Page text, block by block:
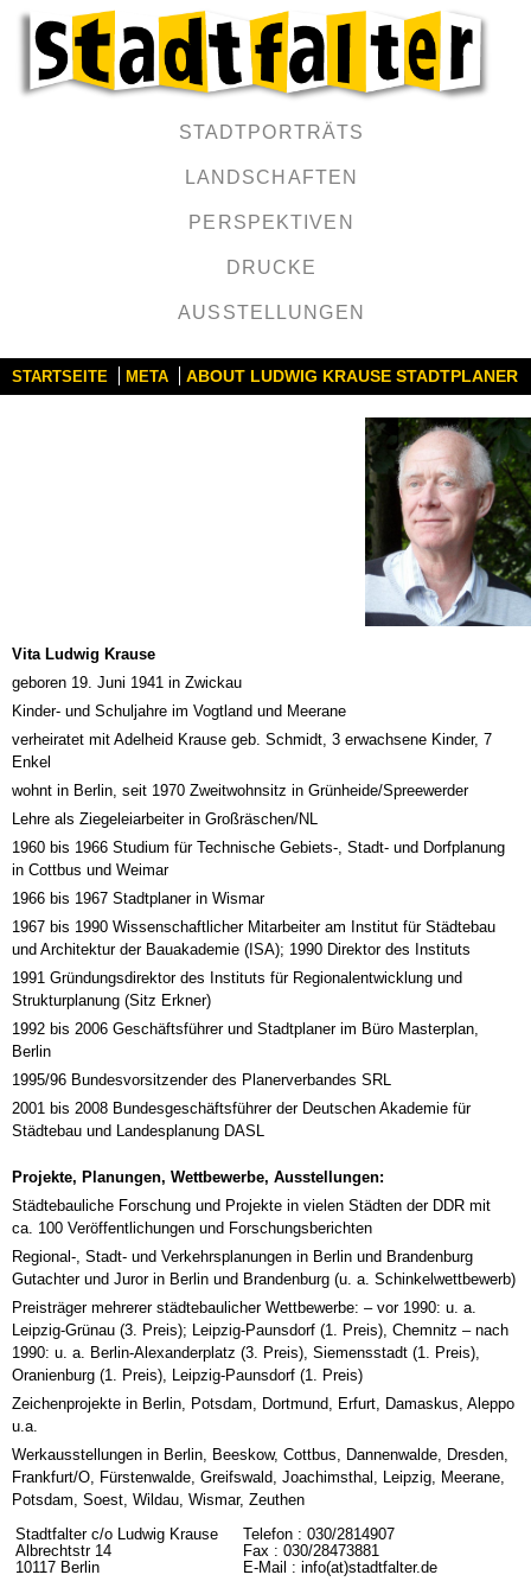
STADTPORTRÄTS
LANDSCHAFTEN
PERSPEKTIVEN
DRUCKE
AUSSTELLUNGEN
STARTSEITE META ABOUT LUDWIG KRAUSE STADTPLANER
Vita Ludwig Krause
geboren 19. Juni 1941 in Zwickau
Kinder- und Schuljahre im Vogtland und Meerane
verheiratet mit Adelheid Krause geb. Schmidt, 3 erwachsene Kinder, 7
Enkel
wohnt in Berlin, seit 1970 Zweitwohnsitz in Grünheide/Spreewerder
Lehre als Ziegeleiarbeiter in Großräschen/NL
1960 bis 1966 Studium für Technische Gebiets-, Stadt- und Dorfplanung
in Cottbus und Weimar
1966 bis 1967 Stadtplaner in Wismar
1967 bis 1990 Wissenschaftlicher Mitarbeiter am Institut für Städtebau
und Architektur der Bauakademie (ISA); 1990 Direktor des Instituts
1991 Gründungsdirektor des Instituts für Regionalentwicklung und
Strukturplanung (Sitz Erkner)
1992 bis 2006 Geschäftsführer und Stadtplaner im Büro Masterplan,
Berlin
1995/96 Bundesvorsitzender des Planerverbandes SRL
2001 bis 2008 Bundesgeschäftsführer der Deutschen Akademie für
Städtebau und Landesplanung DASL
Projekte, Planungen, Wettbewerbe, Ausstellungen:
Städtebauliche Forschung und Projekte in vielen Städten der DDR mit
ca. 100 Veröffentlichungen und Forschungsberichten
Regional-, Stadt- und Verkehrsplanungen in Berlin und Brandenburg
Gutachter und Juror in Berlin und Brandenburg (u. a. Schinkelwettbewerb)
Preisträger mehrerer städtebaulicher Wettbewerbe: – vor 1990: u. a.
Leipzig-Grünau (3. Preis); Leipzig-Paunsdorf (1. Preis), Chemnitz – nach
1990: u. a. Berlin-Alexanderplatz (3. Preis), Siemensstadt (1. Preis),
Oranienburg (1. Preis), Leipzig-Paunsdorf (1. Preis)
Zeichenprojekte in Berlin, Potsdam, Dortmund, Erfurt, Damaskus, Aleppo
u.a.
Werkausstellungen in Berlin, Beeskow, Cottbus, Dannenwalde, Dresden,
Frankfurt/O, Fürstenwalde, Greifswald, Joachimsthal, Leipzig, Meerane,
Potsdam, Soest, Wildau, Wismar, Zeuthen
Stadtfalter c/o Ludwig Krause
Albrechtstr 14
10117 Berlin
Telefon : 030/2814907
Fax : 030/28473881
E-Mail : info(at)stadtfalter.de